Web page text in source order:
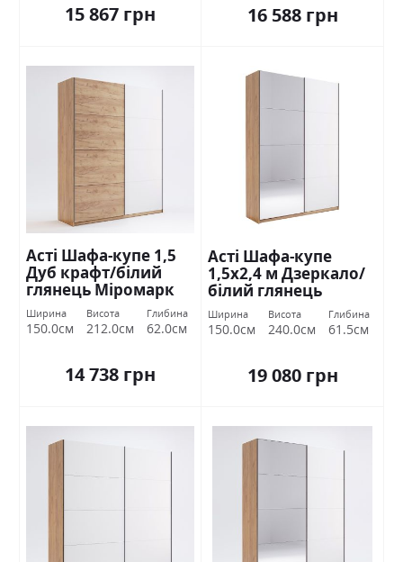
15 867 грн 16 588 грн
Асті Шафа-купе 1,5
Дуб крафт/білий
глянець Міромарк
Ширина
150.0см
Висота
212.0см
Глибина
62.0см
14 738 грн
Асті Шафа-купе
1,5х2,4 м Дзеркало/
білий глянець
Міромарк
Ширина
150.0см
Висота
240.0см
Глибина
61.5см
19 080 грн